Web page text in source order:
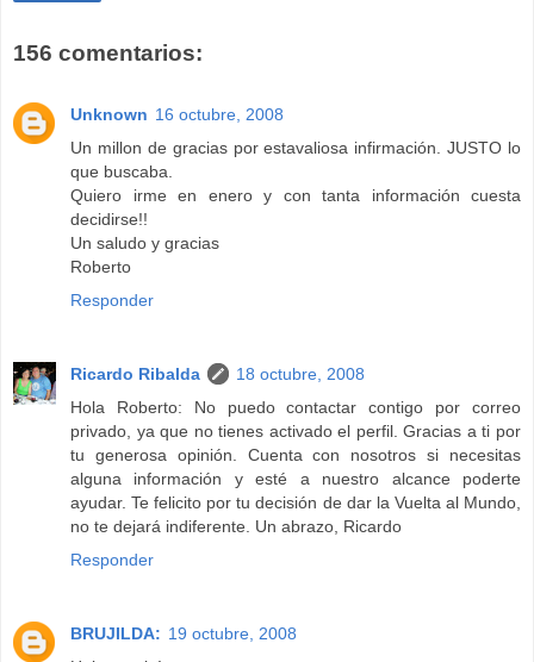
156 comentarios:
Unknown 16 octubre, 2008
Un millon de gracias por estavaliosa infirmación. JUSTO lo
que buscaba.
Quiero irme en enero y con tanta información cuesta
decidirse!!
Un saludo y gracias
Roberto
Responder
Ricardo Ribalda
18 octubre, 2008
Hola Roberto: No puedo contactar contigo por correo
privado, ya que no tienes activado el perfil. Gracias a ti por
tu generosa opinión. Cuenta con nosotros si necesitas
alguna información y esté a nuestro alcance poderte
ayudar. Te felicito por tu decisión de dar la Vuelta al Mundo,
no te dejará indiferente. Un abrazo, Ricardo
Responder
BRUJILDA: 19 octubre, 2008